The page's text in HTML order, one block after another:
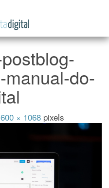
do
Jornalista
Digital
do-
× 1068 pixels